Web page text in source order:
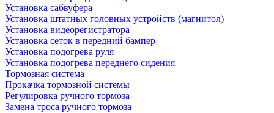
Установка сабвуфера
Установка штатных головных устройств (магнитол)
Установка видеорегистратора
Установка сеток в передний бампер
Установка подогрева руля
Установка подогрева переднего сидения
Тормозная система
Прокачка тормозной системы
Регулировка ручного тормоза
Замена троса ручного тормоза